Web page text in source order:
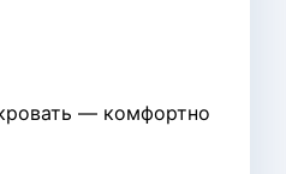
— комфортно